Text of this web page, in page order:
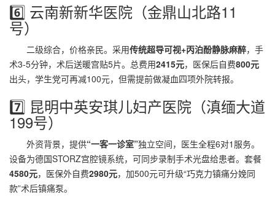
6️⃣ 云南新新华医院（金鼎山北路11
号）
二级综合，价格亲民。采用传统超导可视+丙泊酚静脉麻醉，手
术3-5分钟，术后送暖宫贴5片。总费用2415元，医保后自费800元
出头，学生党可再减100元，但需提前做凝血四项外院转报。
7️⃣ 昆明中英安琪儿妇产医院（滇缅大道
199号）
外资背景，提供“一客一诊室”独立空间，医生全程6对1服务。
设备为德国STORZ宫腔镜系统，可同步录制手术光盘给患者。套餐
4580元，医保外自费2980元，加500元可升级“巧克力镇痛分娩同
款”术后镇痛泵。